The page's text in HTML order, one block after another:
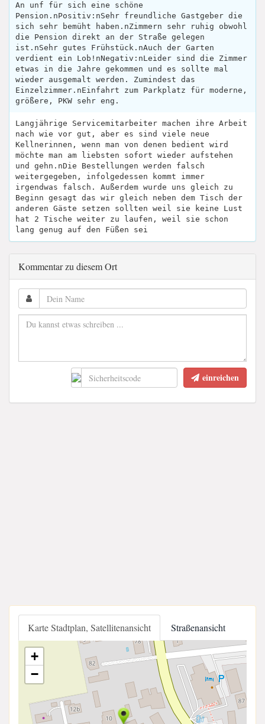
An unf für sich eine schöne
Pension.nPositiv:nSehr freundliche Gastgeber die
sich sehr bemüht haben.nZimmern sehr ruhig obwohl
die Pension direkt an der Straße gelegen
ist.nSehr gutes Frühstück.nAuch der Garten
verdient ein Lob!nNegativ:nLeider sind die Zimmer
etwas in die Jahre gekommen und es sollte mal
wieder ausgemalt werden. Zumindest das
Einzelzimmer.nEinfahrt zum Parkplatz für moderne,
größere, PKW sehr eng.
Langjährige Servicemitarbeiter machen ihre Arbeit
nach wie vor gut, aber es sind viele neue
Kellnerinnen, wenn man von denen bedient wird
möchte man am liebsten sofort wieder aufstehen
und gehn.nDie Bestellungen werden falsch
weitergegeben, infolgedessen kommt immer
irgendwas falsch. Außerdem wurde uns gleich zu
Beginn gesagt das wir gleich neben dem Tisch der
anderen Gäste setzen sollten weil sie keine Lust
hat 2 Tische weiter zu laufen, weil sie schon
lang genug auf den Füßen sei
Kommentar zu diesem Ort
einreichen
Karte Stadtplan, Satellitenansicht Straßenansicht
+
−